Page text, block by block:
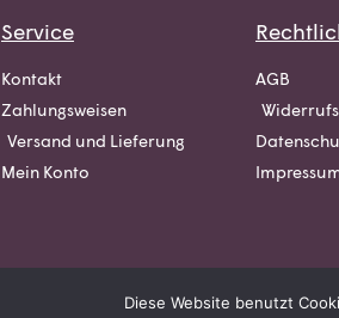
Service
Kontakt
Zahlungsweisen
Versand und Lieferung
Mein Konto
AGB
Diese Website benutzt